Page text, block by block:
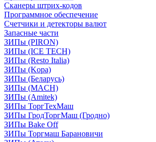
Сканеры штрих-кодов
Программное обеспечение
Счетчики и детекторы валют
Запасные части
ЗИПы (PIRON)
ЗИПы (ICE TECH)
ЗИПы (Resto Italia)
ЗИПы (Kopa)
ЗИПы (Беларусь)
ЗИПы (MACH)
ЗИПы (Amitek)
ЗИПы ТоргТехМаш
ЗИПы ГродТоргМаш (Гродно)
ЗИПы Bake Off
ЗИПы Торгмаш Барановичи